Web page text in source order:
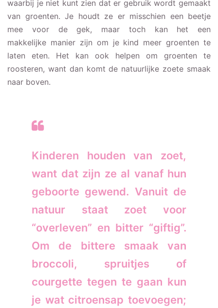
waarbij je niet kunt zien dat er gebruik wordt gemaakt
van groenten. Je houdt ze er misschien een beetje
mee voor de gek, maar toch kan het een
makkelijke manier zijn om je kind meer groenten te
laten eten. Het kan ook helpen om groenten te
roosteren, want dan komt de natuurlijke zoete smaak
naar boven.
Kinderen houden van zoet,
want dat zijn ze al vanaf hun
geboorte gewend. Vanuit de
natuur staat zoet voor
“overleven” en bitter “giftig”.
Om de bittere smaak van
broccoli, spruitjes of
courgette tegen te gaan kun
je wat citroensap toevoegen;